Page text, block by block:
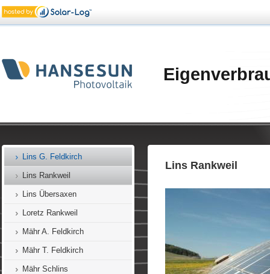
Lang Feldkirch
Lang Frastanz
Längle Tischlerei Götzis
Längle Viktorsberg
Lins G. Feldkirch
Lins Rankweil
Lins Übersaxen
Loretz Rankweil
Mähr A. Feldkirch
Mähr T. Feldkirch
Mähr Schlins
Lins Rankweil